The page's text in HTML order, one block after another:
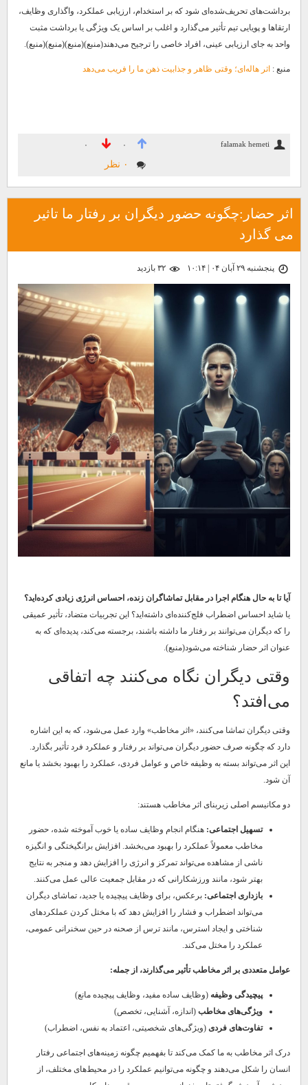
برداشت‌های تحریف‌شده‌ای شود که بر استخدام، ارزیابی عملکرد، واگذاری وظایف،
ارتقاها و پویایی تیم تأثیر می‌گذارد و اغلب بر اساس یک ویژگی یا برداشت مثبت
واحد به جای ارزیابی عینی، افراد خاصی را ترجیح می‌دهند(منبع)(منبع)(منبع)(منبع).
منبع : اثر هاله‌ای؛ وقتی ظاهر و جذابیت ذهن ما را فریب می‌دهد
falamak hemeti ۰ ۰
۰ نظر
اثر حضار:چگونه حضور دیگران بر رفتار ما تاثیر
می گذارد
پنجشنبه ۲۹ آبان ۰۴ | ۱۰:۱۴
آیا تا به حال هنگام اجرا در مقابل تماشاگران زنده، احساس انرژی زیادی کرده‌اید؟
یا شاید احساس اضطراب فلج‌کننده‌ای داشته‌اید؟ این تجربیات متضاد، تأثیر عمیقی
را که دیگران می‌توانند بر رفتار ما داشته باشند، برجسته می‌کند، پدیده‌ای که به
عنوان اثر حضار شناخته می‌شود(منبع).
وقتی دیگران نگاه می‌کنند چه اتفاقی
می‌افتد؟
وقتی دیگران تماشا می‌کنند، «اثر مخاطب» وارد عمل می‌شود، که به این اشاره
دارد که چگونه صرف حضور دیگران می‌تواند بر رفتار و عملکرد فرد تأثیر بگذارد.
این اثر می‌تواند بسته به وظیفه خاص و عوامل فردی، عملکرد را بهبود بخشد یا مانع
آن شود.
دو مکانیسم اصلی زیربنای اثر مخاطب هستند:
تسهیل اجتماعی: هنگام انجام وظایف ساده یا خوب آموخته شده، حضور
مخاطب معمولاً عملکرد را بهبود می‌بخشد. افزایش برانگیختگی و انگیزه
ناشی از مشاهده می‌تواند تمرکز و انرژی را افزایش دهد و منجر به نتایج
بهتر شود، مانند ورزشکارانی که در مقابل جمعیت عالی عمل می‌کنند.
بازداری اجتماعی: برعکس، برای وظایف پیچیده یا جدید، تماشای دیگران
می‌تواند اضطراب و فشار را افزایش دهد که با مختل کردن عملکردهای
شناختی و ایجاد استرس، مانند ترس از صحنه در حین سخنرانی عمومی،
عملکرد را مختل می‌کند.
عوامل متعددی بر اثر مخاطب تأثیر می‌گذارند، از جمله:
پیچیدگی وظیفه (وظایف ساده مفید، وظایف پیچیده مانع)
ویژگی‌های مخاطب (اندازه، آشنایی، تخصص)
تفاوت‌های فردی (ویژگی‌های شخصیتی، اعتماد به نفس، اضطراب)
درک اثر مخاطب به ما کمک می‌کند تا بفهمیم چگونه زمینه‌های اجتماعی رفتار
انسان را شکل می‌دهند و چگونه می‌توانیم عملکرد را در محیط‌های مختلف، از